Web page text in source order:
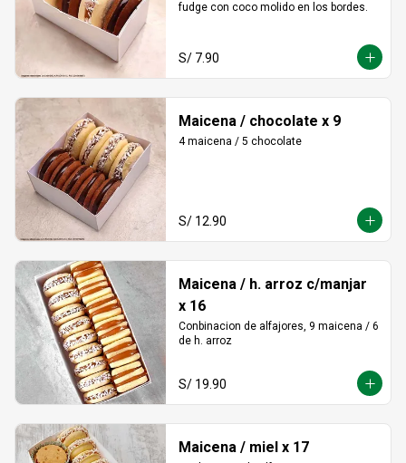
fudge con coco molido en los bordes.
S/ 7.90
Maicena / chocolate x 9
4 maicena / 5 chocolate
S/ 12.90
Maicena / h. arroz c/manjar
x 16
Conbinacion de alfajores, 9 maicena / 6
de h. arroz
S/ 19.90
Maicena / miel x 17